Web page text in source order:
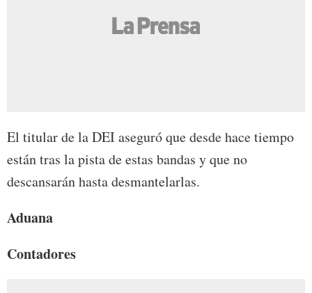
El titular de la DEI aseguró que desde hace tiempo
están tras la pista de estas bandas y que no
descansarán hasta desmantelarlas.
Aduana
Contadores